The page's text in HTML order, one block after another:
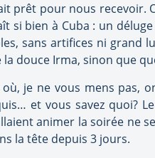
prêt pour nous recevoir.
si bien à Cuba : un
sans artifices ni grand
la douce Irma, sinon que
je ne vous mens pas,
et vous savez quoi?
animer la soirée ne
la tête depuis 3 jours.